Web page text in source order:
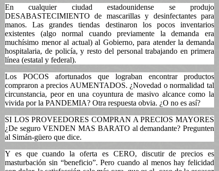
En cualquier ciudad estadounidense se produjo
DESABASTECIMIENTO de mascarillas y desinfectantes para
manos. Las grandes tiendas destinaron los pocos inventarios
existentes (algo normal cuando previamente la demanda era
muchísimo menor al actual) al Gobierno, para atender la demanda
hospitalaria, de policía, y resto del personal trabajando en primera
línea (estatal y federal).
Los POCOS afortunados que lograban encontrar productos
compraron a precios AUMENTADOS. ¿Novedad o normalidad tal
circunstancia, peor en una coyuntura de masivo alcance como la
vivida por la PANDEMIA? Otra respuesta obvia. ¿O no es así?
SI LOS PROVEEDORES COMPRAN A PRECIOS MAYORES
¿De seguro VENDEN MAS BARATO al demandante? Pregunten
al Simán-güero que dice.
Y es que cuando la oferta es CERO, discutir de precios es
masturbación sin “beneficio”. Pero cuando al menos hay felicidad